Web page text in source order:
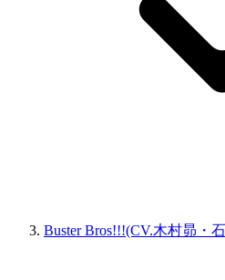
Buster Bros!!!(CV.木村昴・